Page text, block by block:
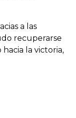
a las
recuperarse
la victoria,